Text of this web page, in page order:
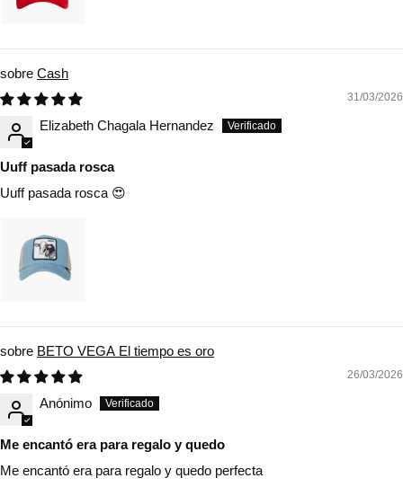
Cash
31/03/2026
Elizabeth Chagala Hernandez
Uuff pasada rosca
Uuff pasada rosca 😍
BETO VEGA El tiempo es oro
26/03/2026
Anónimo
Me encantó era para regalo y quedo
Me encantó era para regalo y quedo perfecta